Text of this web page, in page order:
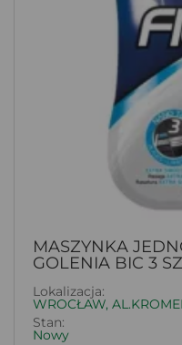
MASZYNKA
GOLENIA BIC 3
Lokalizacja:
WROCŁAW,
Stan:
Nowy